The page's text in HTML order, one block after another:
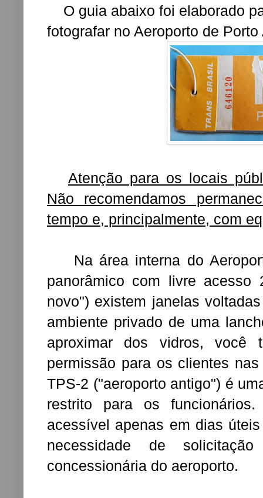
O guia abaixo foi elaborado
fotografar no Aeroporto de Porto
Atenção para os locais
Não recomendamos
tempo e, principalmente, com
Na área interna do
panorâmico com livre acesso
novo") existem janelas
ambiente privado de uma
aproximar dos vidros, você
permissão para os clientes
TPS-2 ("aeroporto antigo") é
restrito para os
acessível apenas em dias
necessidade de
concessionária do aeroporto.